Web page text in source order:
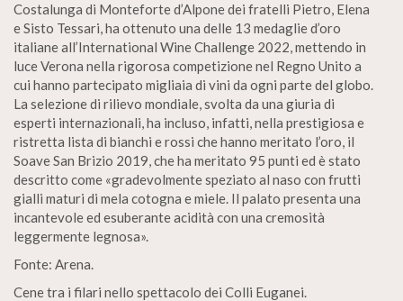
Costalunga di Monteforte d’Alpone dei fratelli Pietro, Elena
e Sisto Tessari, ha ottenuto una delle 13 medaglie d’oro
italiane all’International Wine Challenge 2022, mettendo in
luce Verona nella rigorosa competizione nel Regno Unito a
cui hanno partecipato migliaia di vini da ogni parte del globo.
La selezione di rilievo mondiale, svolta da una giuria di
esperti internazionali, ha incluso, infatti, nella prestigiosa e
ristretta lista di bianchi e rossi che hanno meritato l’oro, il
Soave San Brizio 2019, che ha meritato 95 punti ed è stato
descritto come «gradevolmente speziato al naso con frutti
gialli maturi di mela cotogna e miele. Il palato presenta una
incantevole ed esuberante acidità con una cremosità
leggermente legnosa».
Fonte: Arena.
Cene tra i filari nello spettacolo dei Colli Euganei.